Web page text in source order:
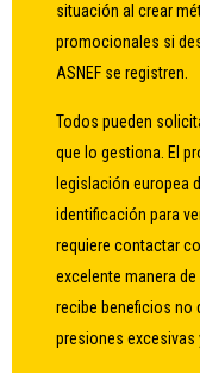
situación al crear
promocionales si
ASNEF se registren.
Todos pueden
que lo gestiona. El
legislación europea
identificación para
requiere contactar
excelente manera
recibe beneficios no
presiones excesivas